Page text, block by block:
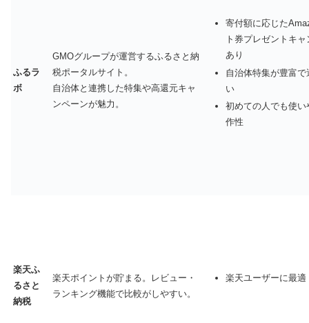
ふるラ
ボ
GMOグループが運営するふるさと納
税ポータルサイト。
自治体と連携した特集や高還元キャ
ンペーンが魅力。
寄付額に応じた
ト券プレゼントキ
あり
自治体特集が豊富で
い
初めての人でも使い
作性
楽天ふ
るさと
納税
楽天ポイントが貯まる。レビュー・
ランキング機能で比較がしやすい。
楽天ユーザーに最適